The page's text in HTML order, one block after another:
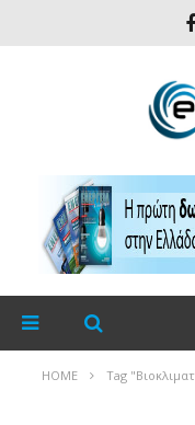
HOME Tag